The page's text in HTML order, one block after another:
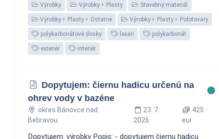
Výrobky Výrobky Plasty Stavebný materiál
Výrobky Plasty Ostatné Výrobky Plasty Polotovary
polykarbonátové dosky lexan polykarbonát
exteriér interiér
Dopytujem: čiernu hadicu určenú na
ohrev vody v bazéne
okres Bánovce nad
Bebravou
23. 7.
2026
425
eur
Dopytujem: výrobky Popis: - dopytujem čiernu hadicu